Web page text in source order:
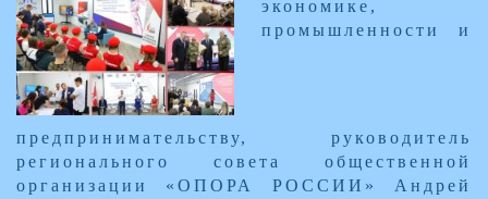
экономике,
промышленности и
предпринимательству, руководитель
регионального совета общественной
организации «ОПОРА РОССИИ» Андрей